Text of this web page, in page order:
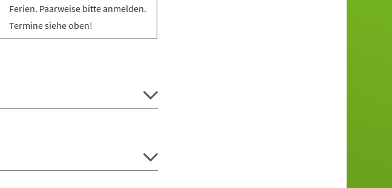
Ferien. Paarweise bitte anmelden.
Termine siehe oben!